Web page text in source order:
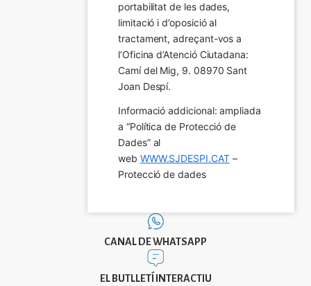
portabilitat de les dades,
limitació i d’oposició al
tractament, adreçant-vos a
l’Oficina d’Atenció Ciutadana:
Camí del Mig, 9. 08970 Sant
Joan Despí.
Informació addicional: ampliada
a “Política de Protecció de
Dades” al
web WWW.SJDESPI.CAT –
Protecció de dades
CANAL DE WHATSAPP
EL BUTLLETÍ INTERACTIU